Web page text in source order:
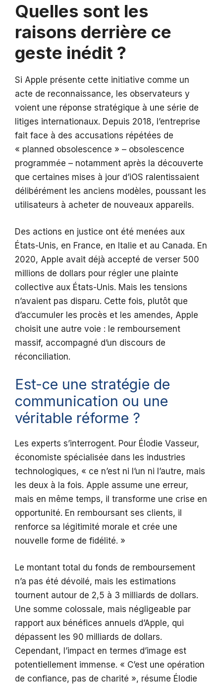
Quelles sont les
raisons derrière ce
geste inédit ?
Si Apple présente cette initiative comme un
acte de reconnaissance, les observateurs y
voient une réponse stratégique à une série de
litiges internationaux. Depuis 2018, l’entreprise
fait face à des accusations répétées de
« planned obsolescence » – obsolescence
programmée – notamment après la découverte
que certaines mises à jour d’iOS ralentissaient
délibérément les anciens modèles, poussant les
utilisateurs à acheter de nouveaux appareils.
Des actions en justice ont été menées aux
États-Unis, en France, en Italie et au Canada. En
2020, Apple avait déjà accepté de verser 500
millions de dollars pour régler une plainte
collective aux États-Unis. Mais les tensions
n’avaient pas disparu. Cette fois, plutôt que
d’accumuler les procès et les amendes, Apple
choisit une autre voie : le remboursement
massif, accompagné d’un discours de
réconciliation.
Est-ce une stratégie de
communication ou une
véritable réforme ?
Les experts s’interrogent. Pour Élodie Vasseur,
économiste spécialisée dans les industries
technologiques, « ce n’est ni l’un ni l’autre, mais
les deux à la fois. Apple assume une erreur,
mais en même temps, il transforme une crise en
opportunité. En remboursant ses clients, il
renforce sa légitimité morale et crée une
nouvelle forme de fidélité. »
Le montant total du fonds de remboursement
n’a pas été dévoilé, mais les estimations
tournent autour de 2,5 à 3 milliards de dollars.
Une somme colossale, mais négligeable par
rapport aux bénéfices annuels d’Apple, qui
dépassent les 90 milliards de dollars.
Cependant, l’impact en termes d’image est
potentiellement immense. « C’est une opération
de confiance, pas de charité », résume Élodie